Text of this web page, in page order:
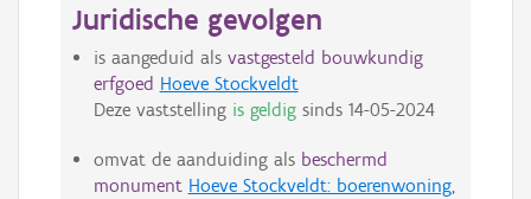
Juridische gevolgen
is aangeduid als vastgesteld bouwkundig
erfgoed Hoeve Stockveldt
Deze vaststelling is geldigsinds 14-05-2024
omvat de aanduiding als beschermd
monument Hoeve Stockveldt: boerenwoning,